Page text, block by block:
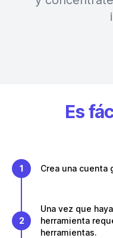
Es
1 Crea una cuenta
2
Una vez que
herramienta
herramientas.